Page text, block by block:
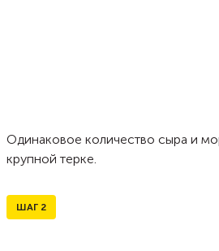
Одинаковое количество сыра и
крупной терке.
ШАГ 2